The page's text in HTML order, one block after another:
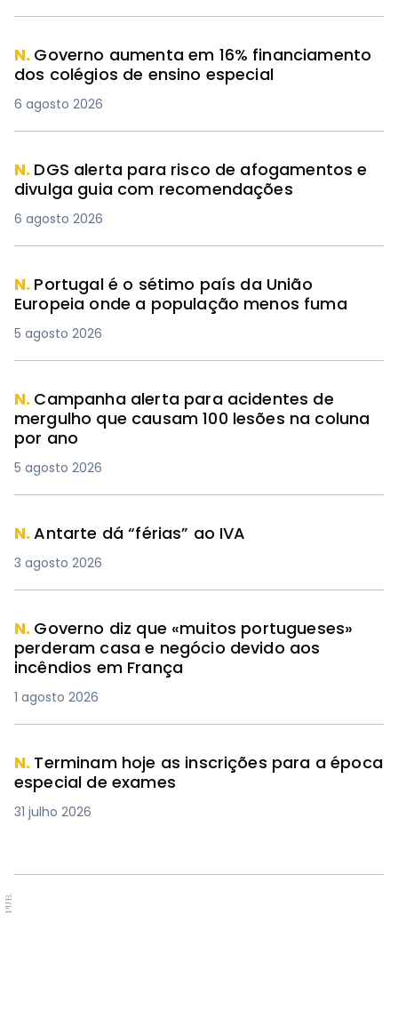
N. Governo aumenta em 16% financiamento
dos colégios de ensino especial
6 agosto 2026
N. DGS alerta para risco de afogamentos e
divulga guia com recomendações
6 agosto 2026
N. Portugal é o sétimo país da União
Europeia onde a população menos fuma
5 agosto 2026
N. Campanha alerta para acidentes de
mergulho que causam 100 lesões na coluna
por ano
5 agosto 2026
N.Antarte dá “férias” ao IVA
3 agosto 2026
N. Governo diz que «muitos portugueses»
perderam casa e negócio devido aos
incêndios em França
1 agosto 2026
N. Terminam hoje as inscrições para a época
especial de exames
31 julho 2026
PUB.